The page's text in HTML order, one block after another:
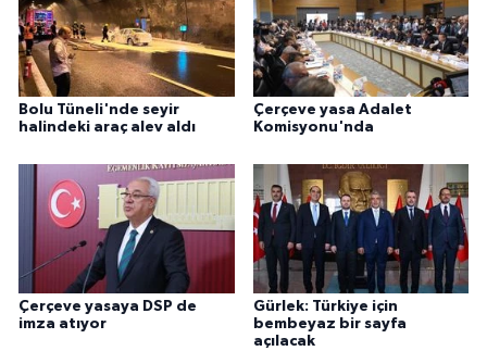
Bolu Tüneli'nde seyir
halindeki araç alev aldı
Çerçeve yasa Adalet
Komisyonu'nda
Çerçeve yasaya DSP de
imza atıyor
Gürlek: Türkiye için
bembeyaz bir sayfa
açılacak